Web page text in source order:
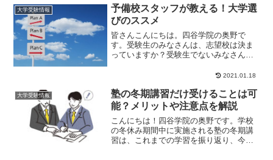
大学受験情報
予備校スタッフが教える！大学選
びのススメ
皆さんこんにちは。四谷学院の奥野で
す。受験生のみなさんは、志望校は決ま
っていますか？受験生でないみなさん
2021.01.18
大学受験情報
塾の冬期講習だけ受けることは可
能？メリットや注意点を解説
こんにちは！四谷学院の奥野です。学校
の冬休み期間中に実施される塾の冬期講
習は、これまでの学習を振り返り、今後